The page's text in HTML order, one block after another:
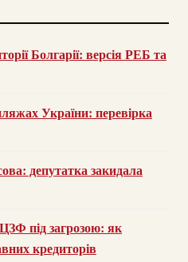
Болгарії: версія РЕБ та
України: перевірка
депутатка закидала
під загрозою: як
кредиторів